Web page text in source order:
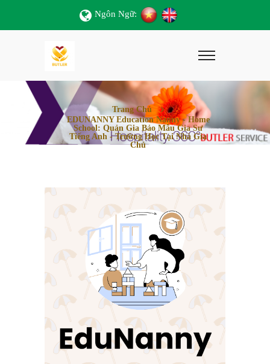
Ngôn Ngữ:
Trang Chủ
EDUNANNY Education Nanny - Home
School: Quản Gia Bảo Mẫu Gia Sư
Tiếng Anh - Trường Học Tại Nhà Gia
Chủ